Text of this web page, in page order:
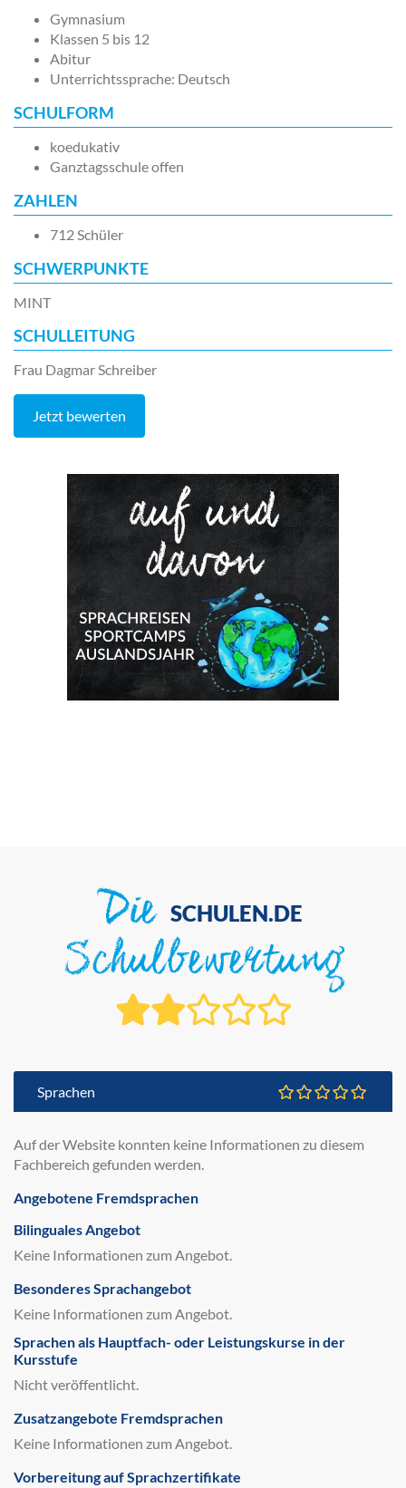
Gymnasium
Klassen 5 bis 12
Abitur
Unterrichtssprache: Deutsch
SCHULFORM
koedukativ
Ganztagsschule offen
ZAHLEN
712 Schüler
SCHWERPUNKTE
MINT
SCHULLEITUNG
Frau Dagmar Schreiber
Jetzt bewerten
Die SCHULEN.DE
Schulbewertung
Sprachen
Auf der Website konnten keine Informationen zu diesem
Fachbereich gefunden werden.
Angebotene Fremdsprachen
Bilinguales Angebot
Keine Informationen zum Angebot.
Besonderes Sprachangebot
Keine Informationen zum Angebot.
Sprachen als Hauptfach- oder Leistungskurse in der
Kursstufe
Nicht veröffentlicht.
Zusatzangebote Fremdsprachen
Keine Informationen zum Angebot.
Vorbereitung auf Sprachzertifikate